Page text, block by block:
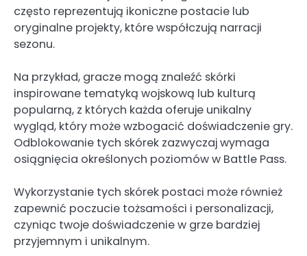
często reprezentują ikoniczne postacie lub
oryginalne projekty, które współczują narracji
sezonu.
Na przykład, gracze mogą znaleźć skórki
inspirowane tematyką wojskową lub kulturą
popularną, z których każda oferuje unikalny
wygląd, który może wzbogacić doświadczenie gry.
Odblokowanie tych skórek zazwyczaj wymaga
osiągnięcia określonych poziomów w Battle Pass.
Wykorzystanie tych skórek postaci może również
zapewnić poczucie tożsamości i personalizacji,
czyniąc twoje doświadczenie w grze bardziej
przyjemnym i unikalnym.